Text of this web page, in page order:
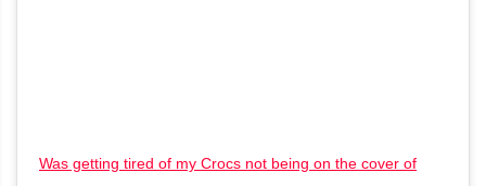
Was getting tired of my Crocs not being on the cover of